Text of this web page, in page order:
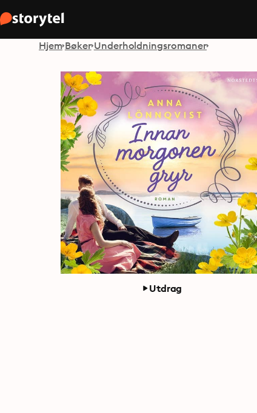
Hjem Bøker Underholdningsromaner
Utdrag